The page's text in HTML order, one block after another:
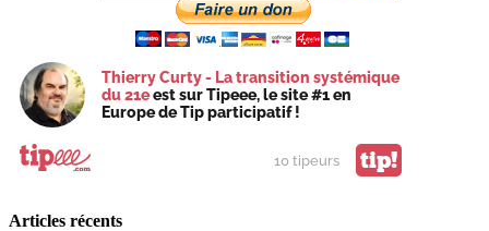
Thierry Curty - La transition systémique
du 21eest sur Tipeee, le site #1 en
Europe de Tip participatif !
10 tipeurs tip!
Articles récents